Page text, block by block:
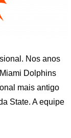
Nos anos
Dolphins
mais antigo
State. A equipe